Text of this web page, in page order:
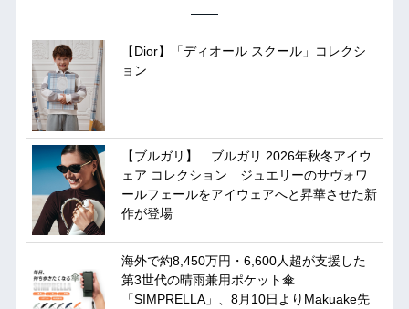
【Dior】「ディオール スクール」コレクシ
ョン
【ブルガリ】 ブルガリ 2026年秋冬アイウ
ェア コレクション ジュエリーのサヴォワ
ールフェールをアイウェアへと昇華させた新
作が登場
海外で約8,450万円・6,600人超が支援した
第3世代の晴雨兼用ポケット傘
「SIMPRELLA」、8月10日よりMakuake先